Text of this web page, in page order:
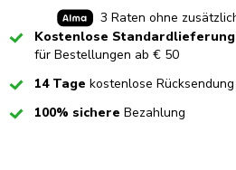
3 Raten ohne
CheckedKostenlose Standardlieferung
für Bestellungen ab € 50
Checked14 Tage kostenlose Rücksendung
Checked100% sichere Bezahlung